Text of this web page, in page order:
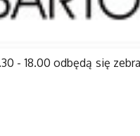
- 18.00 odbędą się